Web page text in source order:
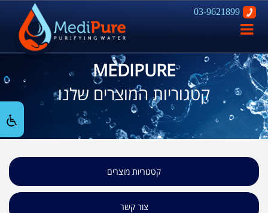
03-9621899
פתח
ניווט
MEDIPURE
קטגוריות המוצרים שלנו
קטגוריות מוצרים
צור קשר